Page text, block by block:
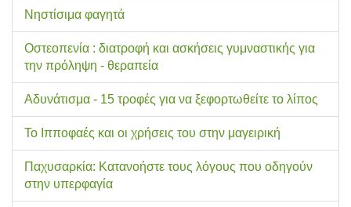
Νηστίσιμα φαγητά
Οστεοπενία : διατροφή και ασκήσεις γυμναστικής για
την πρόληψη - θεραπεία
Αδυνάτισμα - 15 τροφές για να ξεφορτωθείτε το λίπος
Το Ιπποφαές και οι χρήσεις του στην μαγειρική
Παχυσαρκία: Κατανοήστε τους λόγους που οδηγούν
στην υπερφαγία